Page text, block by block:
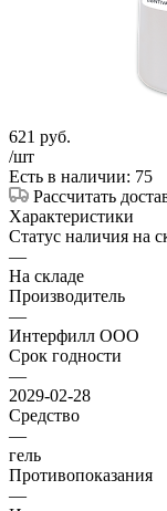
621 руб.
/шт
Есть в наличии: 75
Рассчитать
Характеристики
Статус наличия на
—
На складе
Производитель
—
Интерфилл ООО
Срок годности
—
2029-02-28
Средство
—
гель
Противопоказания
—